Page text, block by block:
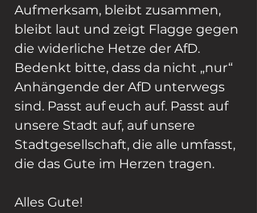
Aufmerksam, bleibt zusammen,
bleibt laut und zeigt Flagge gegen
die widerliche Hetze der AfD.
Bedenkt bitte, dass da nicht „nur“
Anhängende der AfD unterwegs
sind. Passt auf euch auf. Passt auf
unsere Stadt auf, auf unsere
Stadtgesellschaft, die alle umfasst,
die das Gute im Herzen tragen.
Alles Gute!